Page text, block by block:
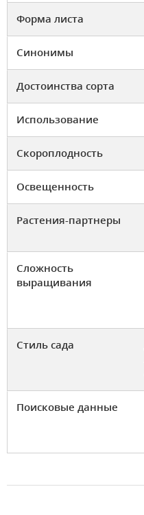
Форма листа
Синонимы
Достоинства сорта
Использование
Скороплодность
Освещенность
Растения-партнеры
Сложность
выращивания
Стиль сада
Поисковые данные